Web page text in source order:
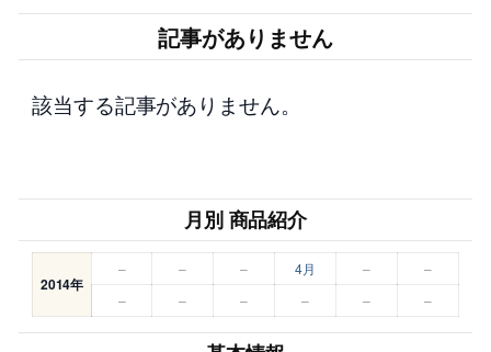
記事がありません
該当する記事がありません。
月別 商品紹介
2014年
– – – 4月 –
–
–
– – – – –